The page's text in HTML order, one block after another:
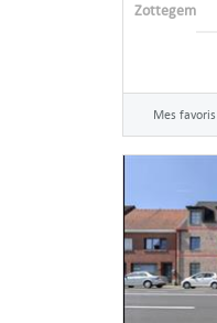
Zottegem
Mes favoris